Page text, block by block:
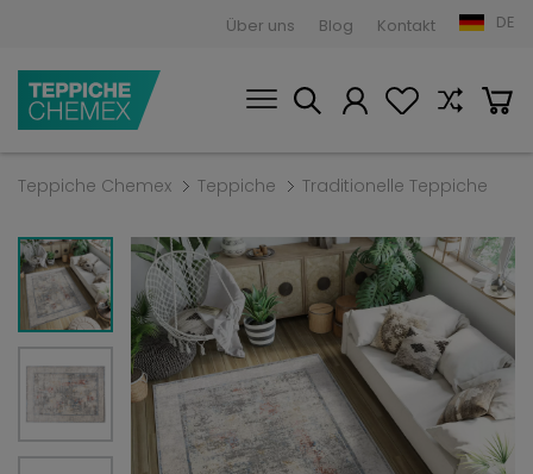
Über uns Blog Kontakt DE
Teppiche Chemex Teppiche Traditionelle Teppiche